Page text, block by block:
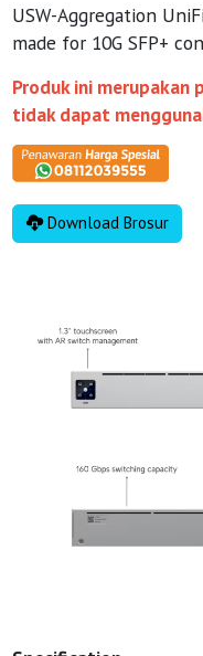
USW-Aggregation
made for 10G SFP+
Produk ini merupakan
tidak dapat
Download Brosur